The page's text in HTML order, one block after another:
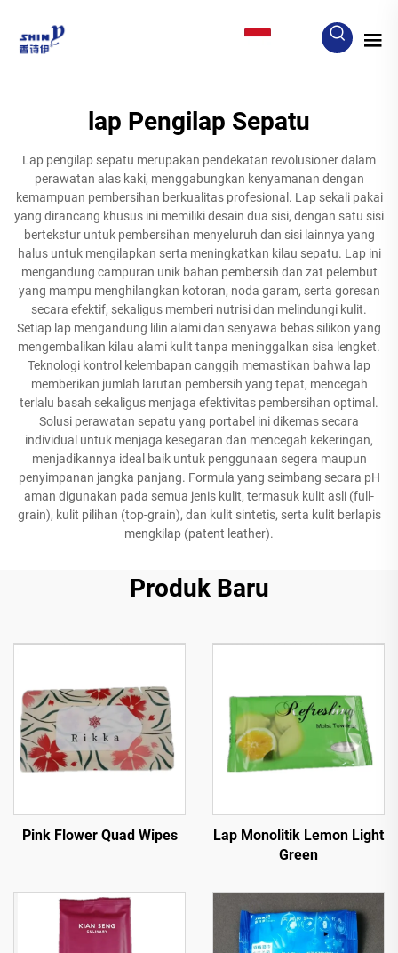
lap Pengilap Sepatu
Lap pengilap sepatu merupakan pendekatan revolusioner dalam
perawatan alas kaki, menggabungkan kenyamanan dengan
kemampuan pembersihan berkualitas profesional. Lap sekali pakai
yang dirancang khusus ini memiliki desain dua sisi, dengan satu sisi
bertekstur untuk pembersihan menyeluruh dan sisi lainnya yang
halus untuk mengilapkan serta meningkatkan kilau sepatu. Lap ini
mengandung campuran unik bahan pembersih dan zat pelembut
yang mampu menghilangkan kotoran, noda garam, serta goresan
secara efektif, sekaligus memberi nutrisi dan melindungi kulit.
Setiap lap mengandung lilin alami dan senyawa bebas silikon yang
mengembalikan kilau alami kulit tanpa meninggalkan sisa lengket.
Teknologi kontrol kelembapan canggih memastikan bahwa lap
memberikan jumlah larutan pembersih yang tepat, mencegah
terlalu basah sekaligus menjaga efektivitas pembersihan optimal.
Solusi perawatan sepatu yang portabel ini dikemas secara
individual untuk menjaga kesegaran dan mencegah kekeringan,
menjadikannya ideal baik untuk penggunaan segera maupun
penyimpanan jangka panjang. Formula yang seimbang secara pH
aman digunakan pada semua jenis kulit, termasuk kulit asli (full-
grain), kulit pilihan (top-grain), dan kulit sintetis, serta kulit berlapis
mengkilap (patent leather).
Produk Baru
Pink Flower Quad Wipes
Lap Monolitik Lemon Light
Green